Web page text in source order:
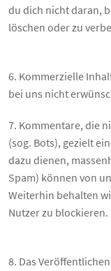
du dich nicht daran,
löschen oder zu
6. Kommerzielle
bei uns nicht
7. Kommentare, die
(sog. Bots), gezielt
dazu dienen,
Spam) können von
Weiterhin behalten
Nutzer zu blockieren.
8. Das